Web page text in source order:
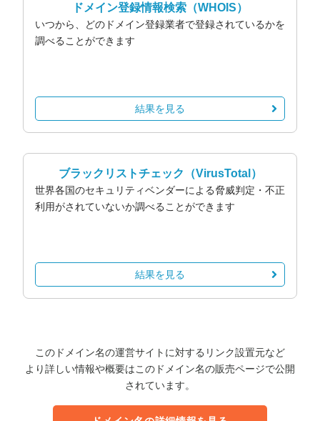
ドメイン登録情報検索 （WHOIS）
いつから、どのドメイン登録業者で登録されているかを
調べることができます
結果を見る
ブラックリストチェック （VirusTotal）
世界各国のセキュリティベンダーによる脅威判定・不正
利用がされていないか調べることができます
結果を見る
このドメイン名の運営サイトに対するリンク設置元など
より詳しい情報や概要はこのドメイン名の販売ページで公開
されています。